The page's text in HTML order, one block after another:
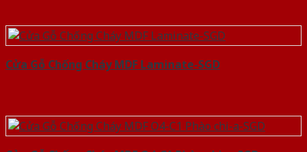
Cửa Gỗ Chống Cháy MDF Laminate-SGD